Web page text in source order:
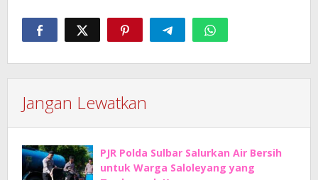
Jangan Lewatkan
PJR Polda Sulbar Salurkan Air Bersih
untuk Warga Saloleyang yang